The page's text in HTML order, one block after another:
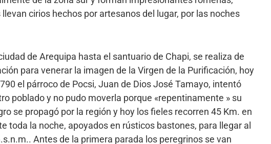
cirios hechos por artesanos del lugar, por las noches
de Arequipa hasta el santuario de Chapi, se realiza de
para venerar la imagen de la Virgen de la Purificación, hoy
el párroco de Pocsi, Juan de Dios José Tamayo, intentó
poblado y no pudo moverla porque «repentinamente » su
se propagó por la región y hoy los fieles recorren 45 Km. en
toda la noche, apoyados en rústicos bastones, para llegar al
Antes de la primera parada los peregrinos se van